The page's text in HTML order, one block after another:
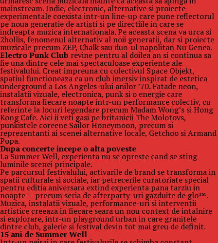
mainstream. Indie, electronic, alternative si proiecte
experimentale coexista intr-un line-up care pune reflectorul
pe noua generatie de artisti si pe directiile in care se
indreapta muzica internationala. Pe aceasta scena va urca si
2hollis, fenomenul alternativ al noii generatii, dar si proiecte
muzicale precum ZEP, Chalk sau duo-ul napolitan Nu Genea.
Electro Punk Club revine pentru al doilea an si continua sa
fie una dintre cele mai spectaculoase experiente ale
festivalului. Creat impreuna cu colectivul Space Objekt,
spatiul functioneaza ca un club imersiv inspirat de estetica
underground a Los Angeles-ului anilor ’70. Fatade neon,
instalatii vizuale, electronica, punk si o energie care
transforma fiecare noapte intr-un performance colectiv, cu
referinte la locuri legendare precum Madam Wong’s si Hong
Kong Cafe. Aici ii veti gasi pe britanicii The Molotovs,
punkistele coreene Sailor Honeymoon, precum si
reprezentanti ai scenei alternative locale, Getchoo si Armand
Popa.
Dupa concerte incepe o alta poveste
La Summer Well, experienta nu se opreste cand se sting
luminile scenei principale.
Pe parcursul festivalului, activarile de brand se transforma in
spatii culturale si sociale, iar petrecerile curatoriate special
pentru editia aniversara extind experienta pana tarziu in
noapte — precum seria de afterparty-uri gazduite de glo™.
Muzica, instalatii vizuale, performance-uri si interventii
artistice creeaza in fiecare seara un nou context de intalnire
si explorare, intr-un playground urban in care granitele
dintre club, galerie si festival devin tot mai greu de definit.
15 ani de Summer Well